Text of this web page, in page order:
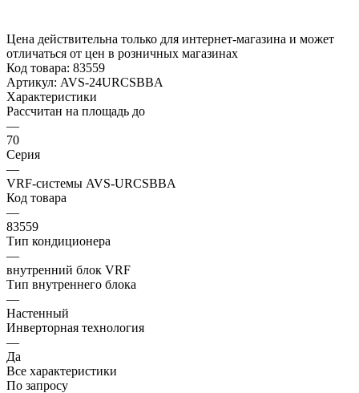
Цена действительна только для интернет-магазина и может
отличаться от цен в розничных магазинах
Код товара: 83559
Артикул: AVS-24URCSBBA
Характеристики
Рассчитан на площадь до
—
70
Серия
—
VRF-системы AVS-URCSBBA
Код товара
—
83559
Тип кондиционера
—
внутренний блок VRF
Тип внутреннего блока
—
Настенный
Инверторная технология
—
Да
Все характеристики
По запросу